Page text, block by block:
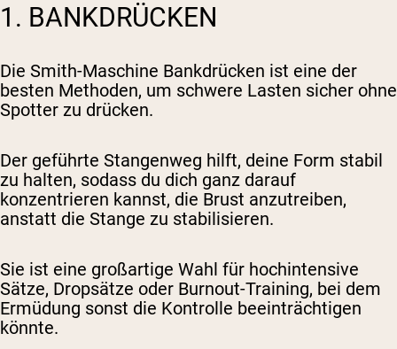
1. BANKDRÜCKEN
Die Smith-Maschine Bankdrücken ist eine der
besten Methoden, um schwere Lasten sicher ohne
Spotter zu drücken.
Der geführte Stangenweg hilft, deine Form stabil
zu halten, sodass du dich ganz darauf
konzentrieren kannst, die Brust anzutreiben,
anstatt die Stange zu stabilisieren.
Sie ist eine großartige Wahl für hochintensive
Sätze, Dropsätze oder Burnout-Training, bei dem
Ermüdung sonst die Kontrolle beeinträchtigen
könnte.